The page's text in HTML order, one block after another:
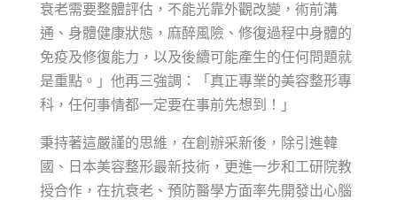
衰老需要整體評估，不能光靠外觀改變，術前溝
通、身體健康狀態，麻醉風險、修復過程中身體的
免疫及修復能力，以及後續可能產生的任何問題就
是重點。」他再三強調：「真正專業的美容整形專
科，任何事情都一定要在事前先想到！」
秉持著這嚴謹的思維，在創辦采新後，除引進韓
國、日本美容整形最新技術，更進一步和工研院教
授合作，在抗衰老、預防醫學方面率先開發出心腦